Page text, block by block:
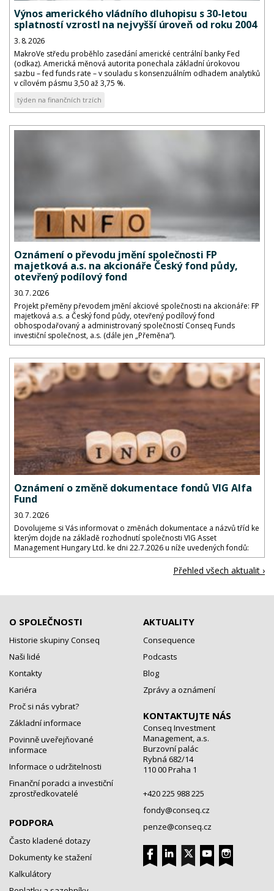
Výnos amerického vládního dluhopisu s 30-letou
splatností vzrostl na nejvyšší úroveň od roku 2004
3. 8. 2026
MakroVe středu proběhlo zasedání americké centrální banky Fed
(odkaz). Americká měnová autorita ponechala základní úrokovou
sazbu – fed funds rate – v souladu s konsenzuálním odhadem analytiků
v cílovém pásmu 3,50 až 3,75 %.
týden na finančních trzích
Oznámení o převodu jmění společnosti FP
majetková a.s. na akcionáře Český fond půdy,
otevřený podílový fond
30. 7. 2026
Projekt přeměny převodem jmění akciové společnosti na akcionáře: FP
majetková a.s. a Český fond půdy, otevřený podílový fond
obhospodařovaný a administrovaný společností Conseq Funds
investiční společnost, a.s. (dále jen „Přeměna“).
Oznámení o změně dokumentace fondů VIG Alfa
Fund
30. 7. 2026
Dovolujeme si Vás informovat o změnách dokumentace a názvů tříd ke
kterým dojde na základě rozhodnutí společnosti VIG Asset
Management Hungary Ltd. ke dni 22.7.2026 u níže uvedených fondů:
Přehled všech aktualit ›
O SPOLEČNOSTI
Historie skupiny Conseq
Naši lidé
Kontakty
Kariéra
Proč si nás vybrat?
Základní informace
Povinně uveřejňované
informace
Informace o udržitelnosti
Finanční poradci a investiční
zprostředkovatelé
PODPORA
Často kladené dotazy
Dokumenty ke stažení
Kalkulátory
AKTUALITY
Consequence
Podcasts
Blog
Zprávy a oznámení
KONTAKTUJTE NÁS
Conseq Investment
Management, a.s.
Burzovní palác
Rybná 682/14
110 00 Praha 1
+420 225 988 225
fondy@conseq.cz
penze@conseq.cz